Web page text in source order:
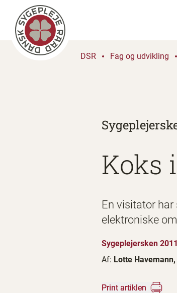
DSR Fag og udvikling
Koks
En visitator har
elektroniske
Sygeplejersken
Af: Lotte Havemann,
Print artiklen